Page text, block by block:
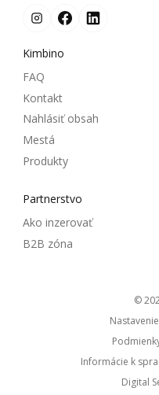
Kimbino
FAQ
Kontakt
Nahlásiť obsah
Mestá
Produkty
Partnerstvo
Ako inzerovať
B2B zóna
©
Informácie k
Digital